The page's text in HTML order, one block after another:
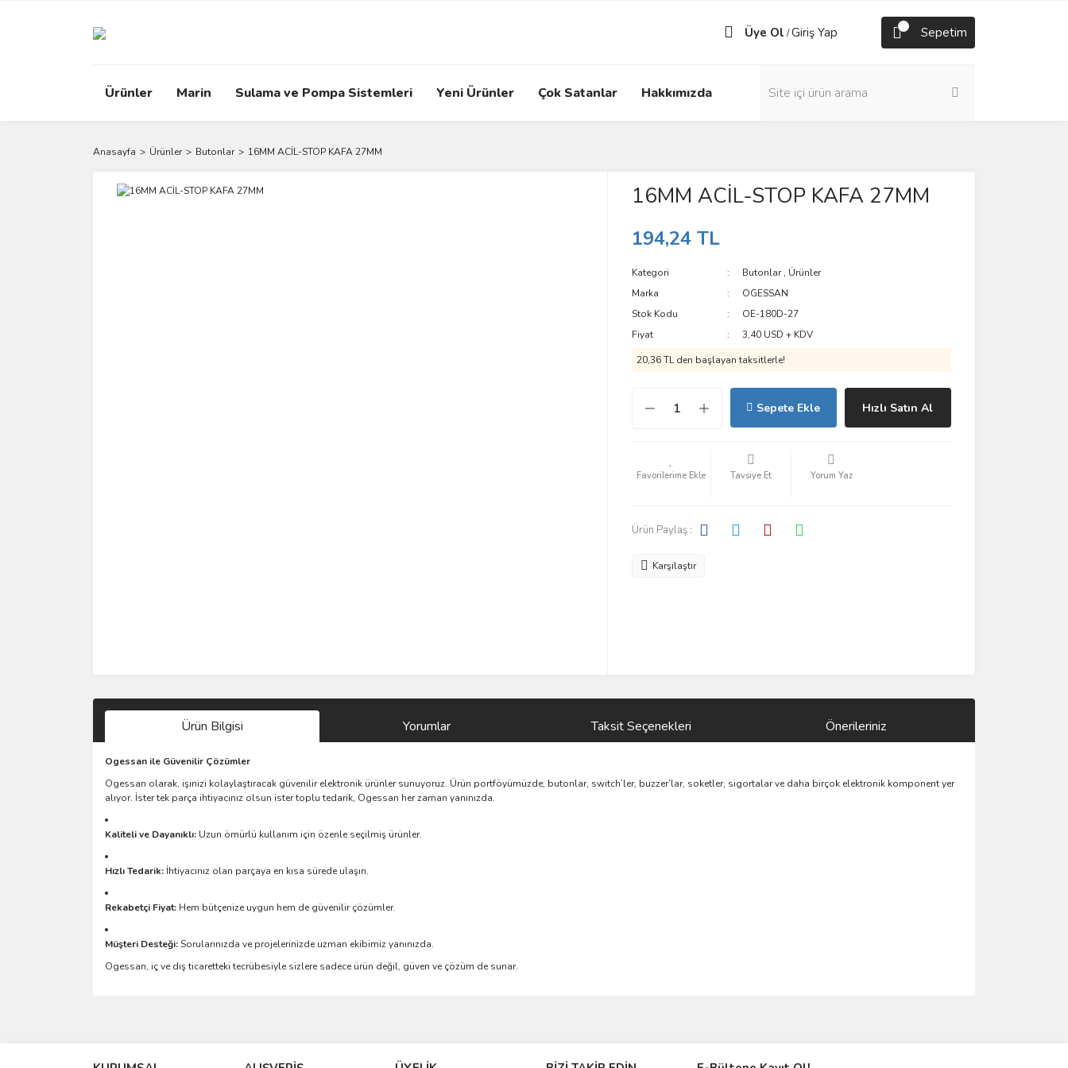
Üye Ol /Giriş Yap Sepetim
Ürünler Marin Sulama ve Pompa Sistemleri Yeni Ürünler Çok Satanlar Hakkımızda
Anasayfa Ürünler Butonlar 16MM ACİL-STOP KAFA 27MM
16MM ACİL-STOP KAFA 27MM
194,24 TL
Kategori Butonlar, Ürünler
Marka
OGESSAN
Stok Kodu
OE-180D-27
Fiyat
3,40 USD + KDV
20,36 TL den başlayan taksitlerle!
Sepete Ekle Hızlı Satın Al
Tavsiye Et Yorum Yaz
Ürün Paylaş :
Karşılaştır
Ürün Bilgisi Yorumlar Taksit Seçenekleri Önerileriniz
Ogessan ile Güvenilir Çözümler
Ogessan olarak, işinizi kolaylaştıracak güvenilir elektronik ürünler sunuyoruz. Ürün portföyümüzde; butonlar, switch’ler, buzzer’lar, soketler, sigortalar ve daha birçok elektronik komponent yer
alıyor. İster tek parça ihtiyacınız olsun ister toplu tedarik, Ogessan her zaman yanınızda.
Kaliteli ve Dayanıklı: Uzun ömürlü kullanım için özenle seçilmiş ürünler.
Hızlı Tedarik: İhtiyacınız olan parçaya en kısa sürede ulaşın.
Rekabetçi Fiyat: Hem bütçenize uygun hem de güvenilir çözümler.
Müşteri Desteği:Sorularınızda ve projelerinizde uzman ekibimiz yanınızda.
Ogessan, iç ve dış ticaretteki tecrübesiyle sizlere sadece ürün değil, güven ve çözüm de sunar.